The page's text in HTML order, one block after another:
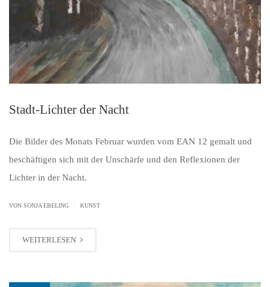
Stadt-Lichter der Nacht
Die Bilder des Monats Februar wurden vom EAN 12 gemalt und
beschäftigen sich mit der Unschärfe und den Reflexionen der
Lichter in der Nacht.
VON SONJA EBELING KUNST
WEITERLESEN